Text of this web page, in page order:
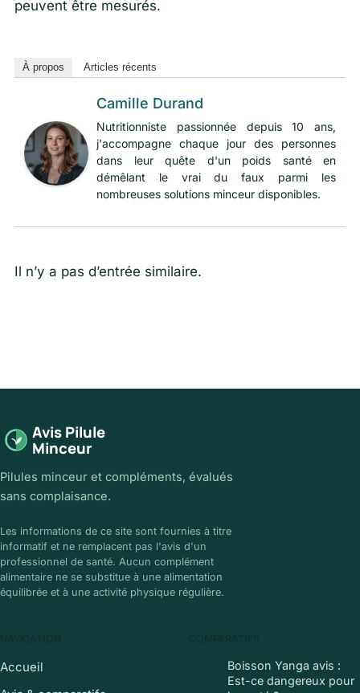
peuvent être mesurés.
À propos Articles récents
Camille Durand
Nutritionniste passionnée depuis 10 ans,
j'accompagne chaque jour des personnes
dans leur quête d'un poids santé en
démêlant le vrai du faux parmi les
nombreuses solutions minceur disponibles.
Il n’y a pas d’entrée similaire.
Avis Pilule
Minceur
Pilules minceur et compléments, évalués
sans complaisance.
Les informations de ce site sont fournies à titre
informatif et ne remplacent pas l'avis d'un
professionnel de santé. Aucun complément
alimentaire ne se substitue à une alimentation
équilibrée et à une activité physique régulière.
Accueil
Boisson Yanga avis :
Est-ce dangereux pour